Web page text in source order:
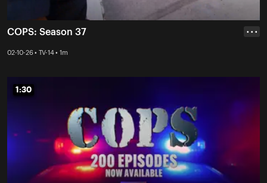
COPS: Season 37
02-10-26 • TV-14 • 1m
• • •
1:30
1:30